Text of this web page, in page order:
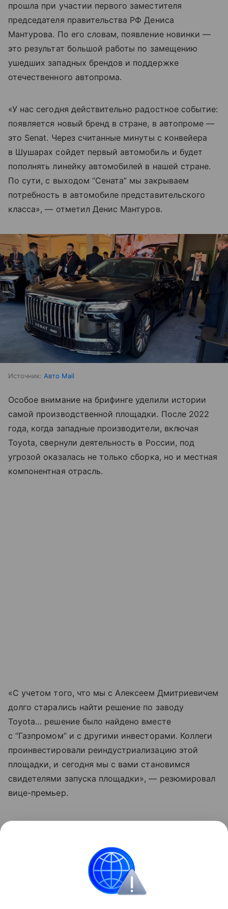
прошла при участии первого заместителя
председателя правительства РФ Дениса
Мантурова. По его словам, появление новинки —
это результат большой работы по замещению
ушедших западных брендов и поддержке
отечественного автопрома.
«У нас сегодня действительно радостное событие:
появляется новый бренд в стране, в автопроме —
это Senat. Через считанные минуты с конвейера
в Шушарах сойдет первый автомобиль и будет
пополнять линейку автомобилей в нашей стране.
По сути, с выходом “Сената” мы закрываем
потребность в автомобиле представительского
класса», — отметил Денис Мантуров.
Источник: Авто Mail
Особое внимание на брифинге уделили истории
самой производственной площадки. После 2022
года, когда западные производители, включая
Toyota, свернули деятельность в России, под
угрозой оказалась не только сборка, но и местная
компонентная отрасль.
«С учетом того, что мы с Алексеем Дмитриевичем
долго старались найти решение по заводу
Toyota… решение было найдено вместе
с “Газпромом” и с другими инвесторами. Коллеги
проинвестировали реиндустриализацию этой
площадки, и сегодня мы с вами становимся
свидетелями запуска площадки», — резюмировал
вице-премьер.
иностранного автогиганта в пригороде
получили вторую жизнь, а российский
рынок VIP-седанов — нового игрока.